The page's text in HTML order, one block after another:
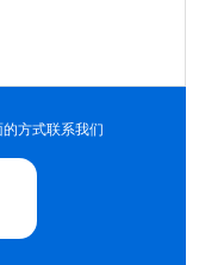
方式联系我们